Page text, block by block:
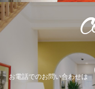
お電話でのお問い合わせは